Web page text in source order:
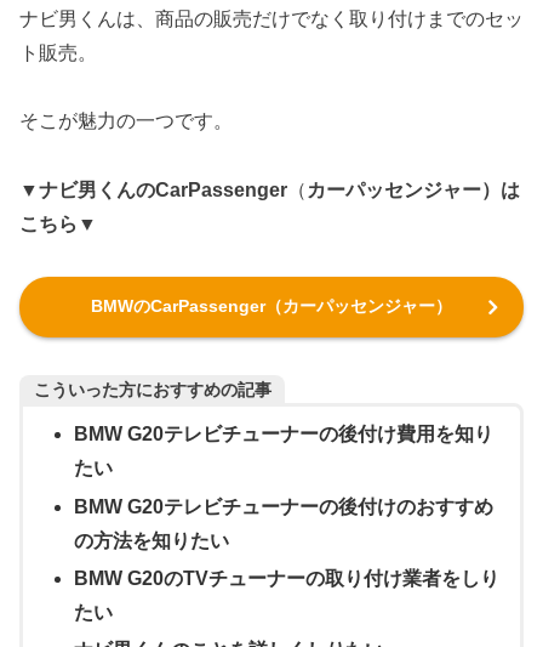
ナビ男くんは、商品の販売だけでなく取り付けまでのセッ
ト販売。
そこが魅力の一つです。
▼ナビ男くんのCarPassenger （ カーパッセンジャー）は
こちら▼
BMWのCarPassenger（カーパッセンジャー）
こういった方におすすめの記事
BMW G20テレビチューナーの後付け費用を知り
たい
BMW G20テレビチューナーの後付けのおすすめ
の方法を知りたい
BMW G20のTVチューナーの取り付け業者をしり
たい